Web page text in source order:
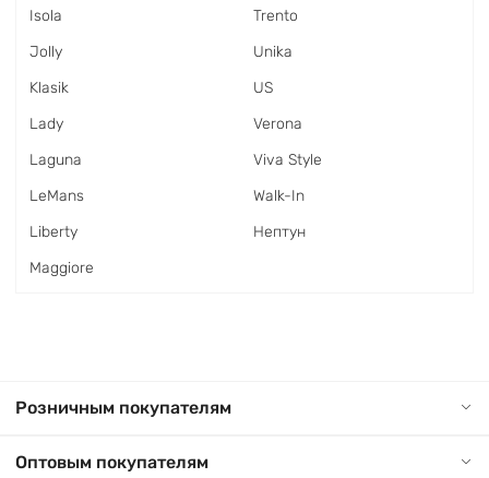
Isola
Jolly
Klasik
Lady
Laguna
LeMans
Liberty
Maggiore
Trento
Unika
US
Verona
Viva Style
Walk-In
Нептун
Розничным покупателям
Оптовым покупателям